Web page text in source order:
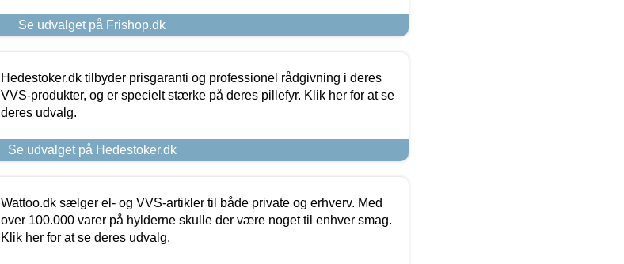
Se udvalget på Frishop.dk
Hedestoker.dk tilbyder prisgaranti og professionel rådgivning i deres
VVS-produkter, og er specielt stærke på deres pillefyr. Klik her for at se
deres udvalg.
Se udvalget på Hedestoker.dk
Wattoo.dk sælger el- og VVS-artikler til både private og erhverv. Med
over 100.000 varer på hylderne skulle der være noget til enhver smag.
Klik her for at se deres udvalg.